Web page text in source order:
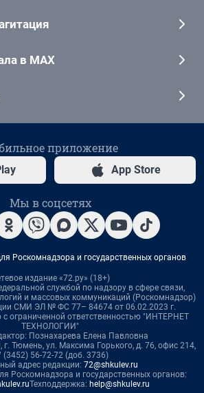
в MAX
приложение
App Store
Мы в соцсетях
Роскомнадзора и государственных органов
издание «72.ру» (18+)
службой по надзору в сфере связи,
и массовых коммуникаций (Роскомнадзор)
СМИ ЭЛ № ФС 77– 84674 от 06.02.2023 г.
с ограниченной ответственностью "ИНТЕРНЕТ
ТЕХНОЛОГИИ"
Познахарева Елена Павловна
г. Тюмень, ул. Максима Горького, д. 76, офис 214,
(3452) 56-72-72 (доб. 3736)
адрес редакции: 72@shkulev.ru
Роскомнадзора и государственных органов:
Техподдержка: help@shkulev.ru